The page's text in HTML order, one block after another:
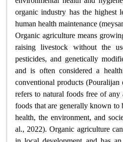
organic industry has the highest
human health maintenance
Organic agriculture means
raising livestock without the
pesticides, and genetically
and is often considered a
conventional products
refers to natural foods free of
foods that are generally known
health, the environment, and
al., 2022). Organic agriculture